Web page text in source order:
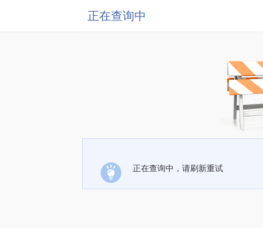
正在查询中
正在查询中，请刷新重试